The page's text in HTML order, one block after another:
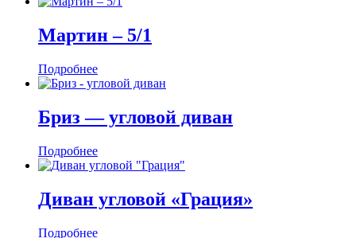
Мартин ‒ 5/1
Подробнее
Бриз — угловой диван
Подробнее
Диван угловой «Грация»
Подробнее